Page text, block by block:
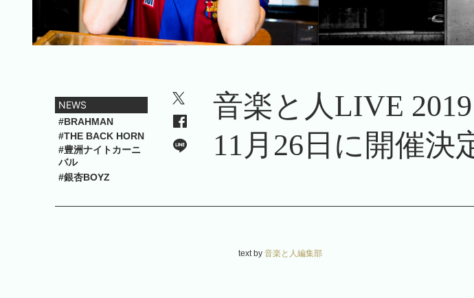
NEWS
#BRAHMAN
#THE BACK HORN
#豊洲ナイトカーニ
バル
#銀杏BOYZ
音楽と人LIVE
11月26日に開催決
text by 音楽と人編集部